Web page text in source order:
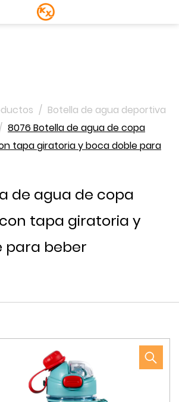
/ Botella de agua deportiva
/ 8076 Botella de agua de copa
tapa giratoria y boca doble para
de agua de copa
tapa giratoria y
para beber